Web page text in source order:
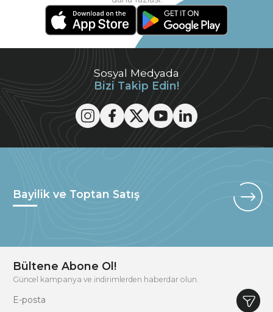
Sosyal Medyada
Bizi Takip Edin!
Bayilik ve Toptan Satış
Bültene Abone Ol!
Güncel kampanya ve indirimlerden haberdar olun.